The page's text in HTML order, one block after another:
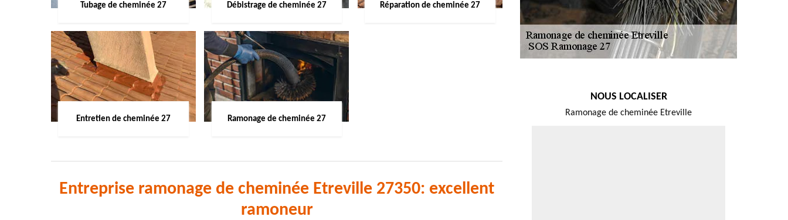
Tubage de cheminée 27 Débistrage de cheminée 27 Réparation de cheminée 27
Entretien de cheminée 27 Ramonage de cheminée 27
Entreprise ramonage de cheminée Etreville 27350: excellent
ramoneur
NOUS LOCALISER
Ramonage de cheminée Etreville